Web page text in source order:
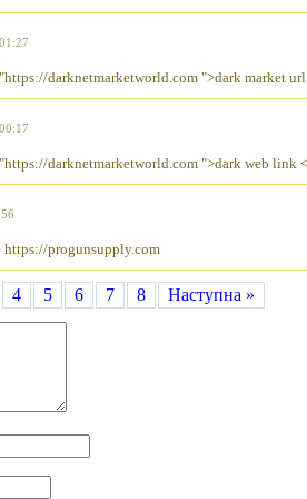
darknetmarketworld.com ">dark market
darknetmarketworld.com ">dark web link
progunsupply.com
4 5 6 7 8 Наступна »